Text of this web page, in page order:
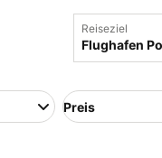
Reiseziel
Preis